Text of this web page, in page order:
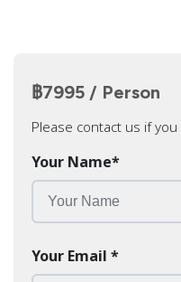
฿7995 / Person
Please contact us if
Your Name*
Your Email *